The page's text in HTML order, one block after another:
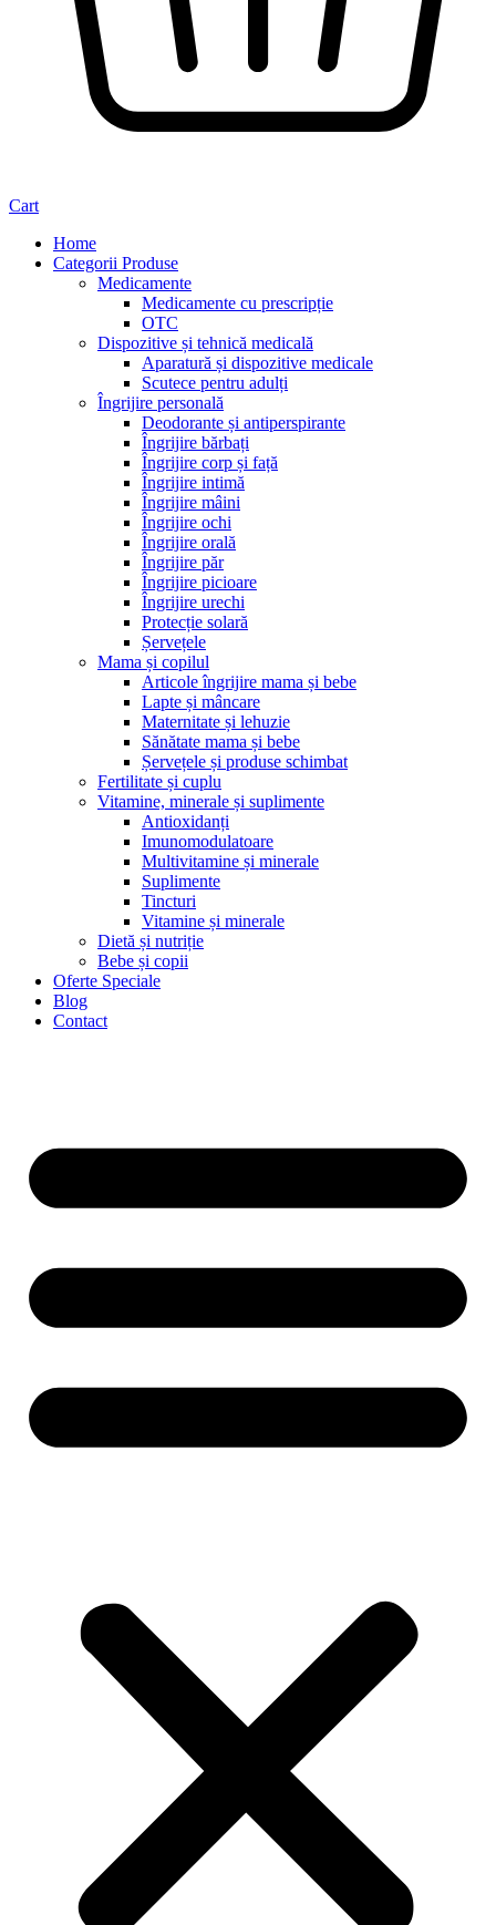
Cart
Home
Categorii Produse
Medicamente
Medicamente cu prescripție
OTC
Dispozitive și tehnică medicală
Aparatură și dispozitive medicale
Scutece pentru adulți
Îngrijire personală
Deodorante și antiperspirante
Îngrijire bărbați
Îngrijire corp și față
Îngrijire intimă
Îngrijire mâini
Îngrijire ochi
Îngrijire orală
Îngrijire păr
Îngrijire picioare
Îngrijire urechi
Protecție solară
Șervețele
Mama și copilul
Articole îngrijire mama și bebe
Lapte și mâncare
Maternitate și lehuzie
Sănătate mama și bebe
Șervețele și produse schimbat
Fertilitate și cuplu
Vitamine, minerale și suplimente
Antioxidanți
Imunomodulatoare
Multivitamine și minerale
Suplimente
Tincturi
Vitamine și minerale
Dietă și nutriție
Bebe și copii
Oferte Speciale
Blog
Contact